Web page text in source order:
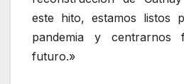
este hito, estamos listos
pandemia y centrarnos
futuro.»